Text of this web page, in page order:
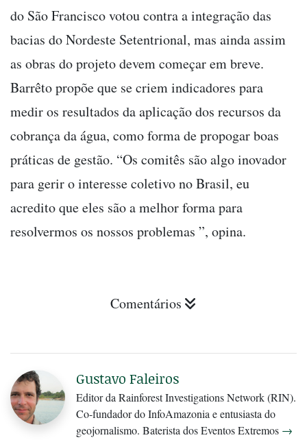
do São Francisco votou contra a integração das
bacias do Nordeste Setentrional, mas ainda assim
as obras do projeto devem começar em breve.
Barrêto propõe que se criem indicadores para
medir os resultados da aplicação dos recursos da
cobrança da água, como forma de propogar boas
práticas de gestão. “Os comitês são algo inovador
para gerir o interesse coletivo no Brasil, eu
acredito que eles são a melhor forma para
resolvermos os nossos problemas ”, opina.
Comentários
Gustavo Faleiros
Editor da Rainforest Investigations Network (RIN).
Co-fundador do InfoAmazonia e entusiasta do
geojornalismo. Baterista dos Eventos Extremos →